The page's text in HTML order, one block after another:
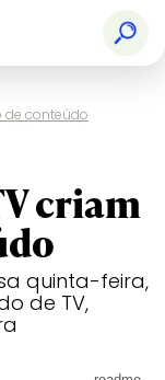
de conteúdo
criam
quinta-feira,
de TV,